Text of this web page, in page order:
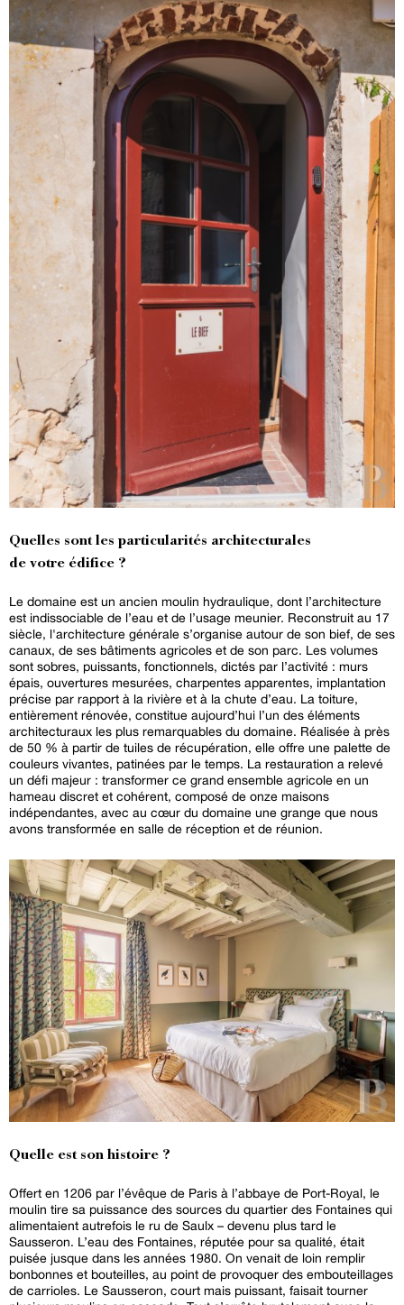
Quelles sont les particularités architecturales
de votre édifice ?
Le domaine est un ancien moulin hydraulique, dont l’architecture
est indissociable de l’eau et de l’usage meunier. Reconstruit au 17
siècle, l'architecture générale s’organise autour de son bief, de ses
canaux, de ses bâtiments agricoles et de son parc. Les volumes
sont sobres, puissants, fonctionnels, dictés par l’activité : murs
épais, ouvertures mesurées, charpentes apparentes, implantation
précise par rapport à la rivière et à la chute d’eau. La toiture,
entièrement rénovée, constitue aujourd’hui l’un des éléments
architecturaux les plus remarquables du domaine. Réalisée à près
de 50 % à partir de tuiles de récupération, elle offre une palette de
couleurs vivantes, patinées par le temps. La restauration a relevé
un défi majeur : transformer ce grand ensemble agricole en un
hameau discret et cohérent, composé de onze maisons
indépendantes, avec au cœur du domaine une grange que nous
avons transformée en salle de réception et de réunion.
Quelle est son histoire ?
Offert en 1206 par l’évêque de Paris à l’abbaye de Port-Royal, le
moulin tire sa puissance des sources du quartier des Fontaines qui
alimentaient autrefois le ru de Saulx – devenu plus tard le
Sausseron. L’eau des Fontaines, réputée pour sa qualité, était
puisée jusque dans les années 1980. On venait de loin remplir
bonbonnes et bouteilles, au point de provoquer des embouteillages
de carrioles. Le Sausseron, court mais puissant, faisait tourner